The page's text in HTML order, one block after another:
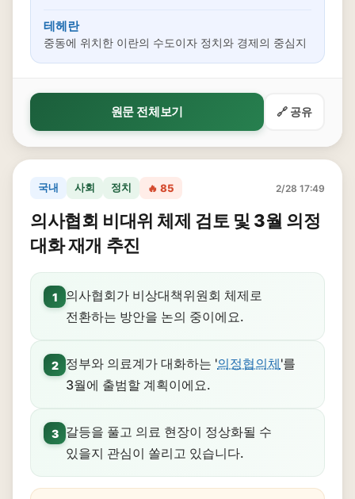
테헤란
중동에 위치한 이란의 수도이자 정치와 경제의 중심지
원문 전체보기 🔗 공유
국내 사회 정치 🔥 85 2/28 17:49
의사협회 비대위 체제 검토 및 3월 의정
대화 재개 추진
1
의사협회가 비상대책위원회 체제로
전환하는 방안을 논의 중이에요.
2 정부와 의료계가 대화하는 '의정협의체'를
3월에 출범할 계획이에요.
3
갈등을 풀고 의료 현장이 정상화될 수
있을지 관심이 쏠리고 있습니다.